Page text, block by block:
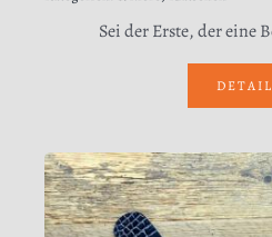
Sei der Erste, der eine